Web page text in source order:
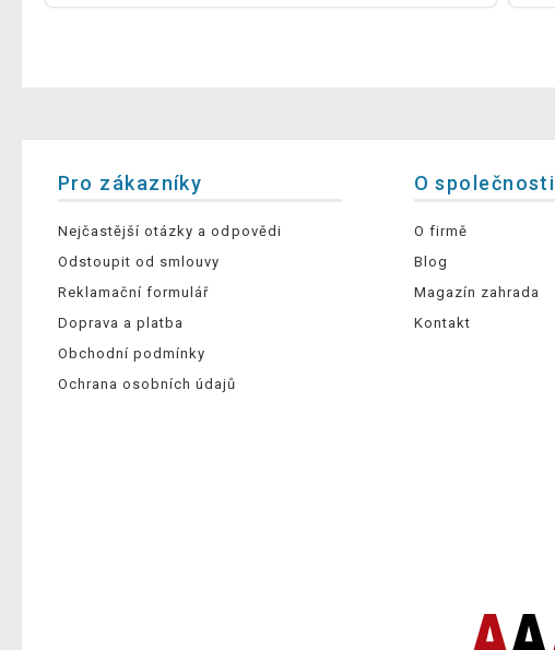
Pro zákazníky
Nejčastější otázky a odpovědi
Odstoupit od smlouvy
Reklamační formulář
Doprava a platba
Obchodní podmínky
Ochrana osobních údajů
O společnosti
O firmě
Blog
Magazín zahrada
Kontakt